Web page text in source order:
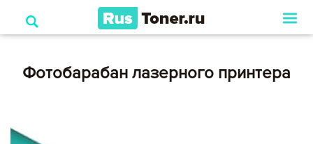
Фотобарабан лазерного принтера